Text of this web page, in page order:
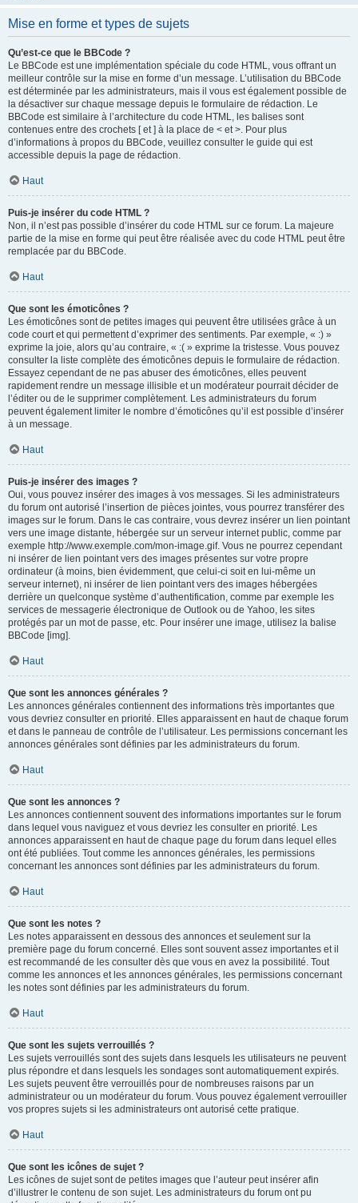
Mise en forme et types de sujets
Qu’est-ce que le BBCode ?
Le BBCode est une implémentation spéciale du code HTML, vous offrant un
meilleur contrôle sur la mise en forme d’un message. L’utilisation du BBCode
est déterminée par les administrateurs, mais il vous est également possible de
la désactiver sur chaque message depuis le formulaire de rédaction. Le
BBCode est similaire à l’architecture du code HTML, les balises sont
contenues entre des crochets [ et ] à la place de < et >. Pour plus
d’informations à propos du BBCode, veuillez consulter le guide qui est
accessible depuis la page de rédaction.
Haut
Puis-je insérer du code HTML ?
Non, il n’est pas possible d’insérer du code HTML sur ce forum. La majeure
partie de la mise en forme qui peut être réalisée avec du code HTML peut être
remplacée par du BBCode.
Haut
Que sont les émoticônes ?
Les émoticônes sont de petites images qui peuvent être utilisées grâce à un
code court et qui permettent d’exprimer des sentiments. Par exemple, « :) »
exprime la joie, alors qu’au contraire, « :( » exprime la tristesse. Vous pouvez
consulter la liste complète des émoticônes depuis le formulaire de rédaction.
Essayez cependant de ne pas abuser des émoticônes, elles peuvent
rapidement rendre un message illisible et un modérateur pourrait décider de
l’éditer ou de le supprimer complètement. Les administrateurs du forum
peuvent également limiter le nombre d’émoticônes qu’il est possible d’insérer
à un message.
Haut
Puis-je insérer des images ?
Oui, vous pouvez insérer des images à vos messages. Si les administrateurs
du forum ont autorisé l’insertion de pièces jointes, vous pourrez transférer des
images sur le forum. Dans le cas contraire, vous devrez insérer un lien pointant
vers une image distante, hébergée sur un serveur internet public, comme par
exemple http://www.exemple.com/mon-image.gif. Vous ne pourrez cependant
ni insérer de lien pointant vers des images présentes sur votre propre
ordinateur (à moins, bien évidemment, que celui-ci soit en lui-même un
serveur internet), ni insérer de lien pointant vers des images hébergées
derrière un quelconque système d’authentification, comme par exemple les
services de messagerie électronique de Outlook ou de Yahoo, les sites
protégés par un mot de passe, etc. Pour insérer une image, utilisez la balise
BBCode [img].
Haut
Que sont les annonces générales ?
Les annonces générales contiennent des informations très importantes que
vous devriez consulter en priorité. Elles apparaissent en haut de chaque forum
et dans le panneau de contrôle de l’utilisateur. Les permissions concernant les
annonces générales sont définies par les administrateurs du forum.
Haut
Que sont les annonces ?
Les annonces contiennent souvent des informations importantes sur le forum
dans lequel vous naviguez et vous devriez les consulter en priorité. Les
annonces apparaissent en haut de chaque page du forum dans lequel elles
ont été publiées. Tout comme les annonces générales, les permissions
concernant les annonces sont définies par les administrateurs du forum.
Haut
Que sont les notes ?
Les notes apparaissent en dessous des annonces et seulement sur la
première page du forum concerné. Elles sont souvent assez importantes et il
est recommandé de les consulter dès que vous en avez la possibilité. Tout
comme les annonces et les annonces générales, les permissions concernant
les notes sont définies par les administrateurs du forum.
Haut
Que sont les sujets verrouillés ?
Les sujets verrouillés sont des sujets dans lesquels les utilisateurs ne peuvent
plus répondre et dans lesquels les sondages sont automatiquement expirés.
Les sujets peuvent être verrouillés pour de nombreuses raisons par un
administrateur ou un modérateur du forum. Vous pouvez également verrouiller
vos propres sujets si les administrateurs ont autorisé cette pratique.
Haut
Que sont les icônes de sujet ?
Les icônes de sujet sont de petites images que l’auteur peut insérer afin
d’illustrer le contenu de son sujet. Les administrateurs du forum ont pu